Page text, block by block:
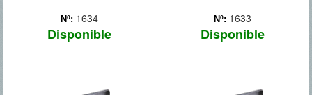
Nº: 1634
Disponible
Nº: 1633
Disponible